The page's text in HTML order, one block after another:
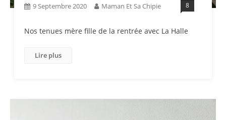
9 Septembre 2020 Maman Et Sa Chipie 8
Nos tenues mère fille de la rentrée avec La Halle
Lire plus